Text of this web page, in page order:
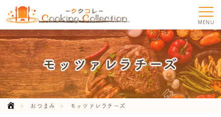
MENU
モッツァレラチーズ
おつまみ モッツァレラチーズ